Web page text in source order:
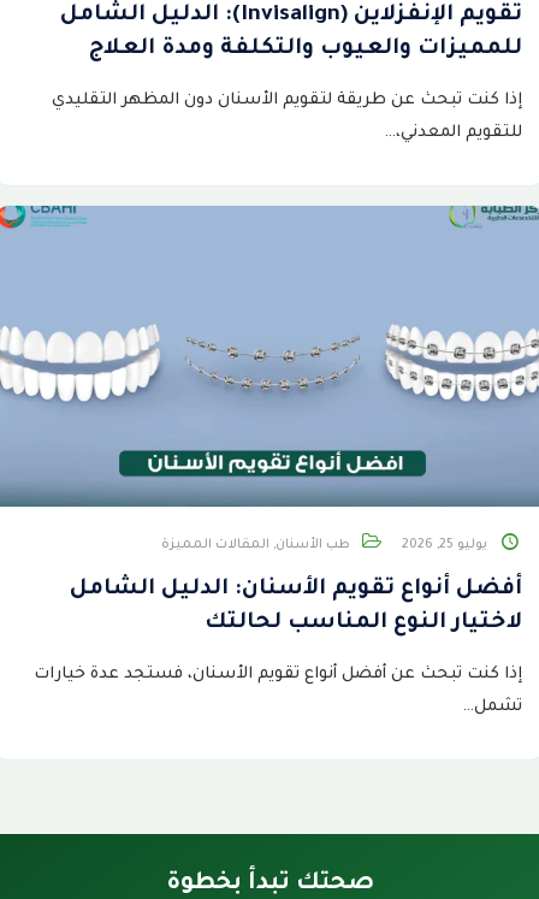
تقويم الإنفزلاين (Invisalign): الدليل الشامل
للمميزات والعيوب والتكلفة ومدة العلاج
إذا كنت تبحث عن طريقة لتقويم الأسنان دون المظهر التقليدي
للتقويم المعدني،…
يوليو 25, 2026 طب الأسنان, المقالات المميزة
أفضل أنواع تقويم الأسنان: الدليل الشامل
لاختيار النوع المناسب لحالتك
إذا كنت تبحث عن أفضل أنواع تقويم الأسنان، فستجد عدة خيارات
تشمل…
صحتك تبدأ بخطوة